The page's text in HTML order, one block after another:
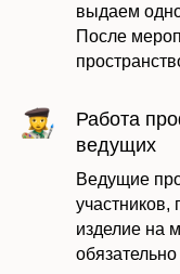
выдаем
После
Работа
ведущих
Ведущие
участников,
изделие на